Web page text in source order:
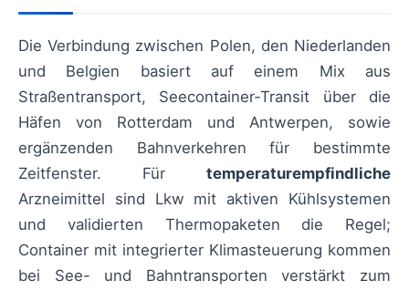
Die Verbindung zwischen Polen, den Niederlanden
und Belgien basiert auf einem Mix aus
Straßentransport, Seecontainer‑Transit über die
Häfen von Rotterdam und Antwerpen, sowie
ergänzenden Bahnverkehren für bestimmte
Zeitfenster. Für temperaturempfindliche
Arzneimittel sind Lkw mit aktiven Kühlsystemen
und validierten Thermopaketen die Regel;
Container mit integrierter Klimasteuerung kommen
bei See- und Bahntransporten verstärkt zum